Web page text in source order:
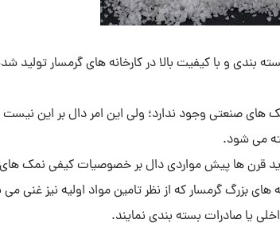
بندی و با کیفیت بالا در کارخانه های گرمسار تولید
های صنعتی وجود ندارد؛ ولی این امر دال بر این
می شود.
قرن ها پیش مواردی دال بر خصوصیات کیفی نمک های
بزرگ گرمسار که از نظر تامین مواد اولیه نیز غنی می
یا صادرات بسته بندی نمایند.